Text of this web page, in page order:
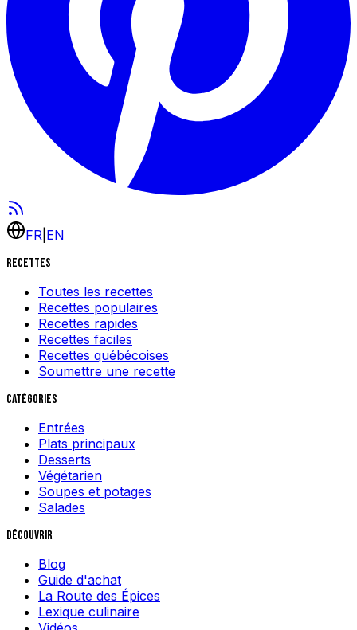
FR EN
Recettes
Toutes les recettes
Recettes populaires
Recettes rapides
Recettes faciles
Recettes québécoises
Soumettre une recette
Catégories
Entrées
Plats principaux
Desserts
Végétarien
Soupes et potages
Salades
Découvrir
Blog
Guide d'achat
La Route des Épices
Lexique culinaire